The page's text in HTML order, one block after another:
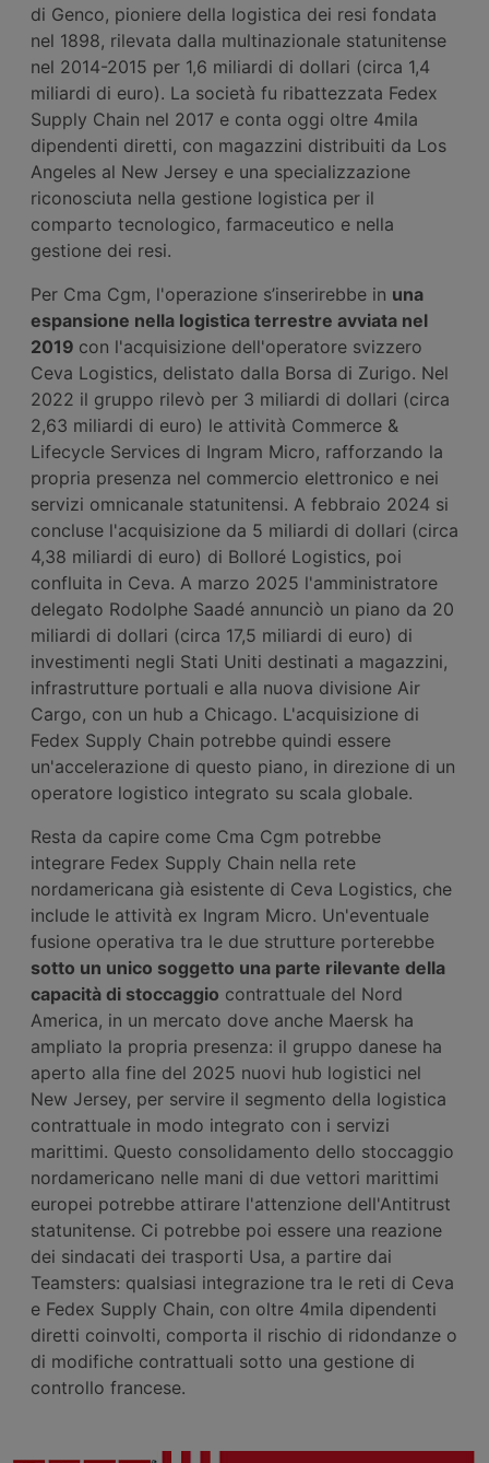
di Genco, pioniere della logistica dei resi fondata
nel 1898, rilevata dalla multinazionale statunitense
nel 2014-2015 per 1,6 miliardi di dollari (circa 1,4
miliardi di euro). La società fu ribattezzata Fedex
Supply Chain nel 2017 e conta oggi oltre 4mila
dipendenti diretti, con magazzini distribuiti da Los
Angeles al New Jersey e una specializzazione
riconosciuta nella gestione logistica per il
comparto tecnologico, farmaceutico e nella
gestione dei resi.
Per Cma Cgm, l'operazione s’inserirebbe in una
espansione nella logistica terrestre avviata nel
2019 con l'acquisizione dell'operatore svizzero
Ceva Logistics, delistato dalla Borsa di Zurigo. Nel
2022 il gruppo rilevò per 3 miliardi di dollari (circa
2,63 miliardi di euro) le attività Commerce &
Lifecycle Services di Ingram Micro, rafforzando la
propria presenza nel commercio elettronico e nei
servizi omnicanale statunitensi. A febbraio 2024 si
concluse l'acquisizione da 5 miliardi di dollari (circa
4,38 miliardi di euro) di Bolloré Logistics, poi
confluita in Ceva. A marzo 2025 l'amministratore
delegato Rodolphe Saadé annunciò un piano da 20
miliardi di dollari (circa 17,5 miliardi di euro) di
investimenti negli Stati Uniti destinati a magazzini,
infrastrutture portuali e alla nuova divisione Air
Cargo, con un hub a Chicago. L'acquisizione di
Fedex Supply Chain potrebbe quindi essere
un'accelerazione di questo piano, in direzione di un
operatore logistico integrato su scala globale.
Resta da capire come Cma Cgm potrebbe
integrare Fedex Supply Chain nella rete
nordamericana già esistente di Ceva Logistics, che
include le attività ex Ingram Micro. Un'eventuale
fusione operativa tra le due strutture porterebbe
sotto un unico soggetto una parte rilevante della
capacità di stoccaggio contrattuale del Nord
America, in un mercato dove anche Maersk ha
ampliato la propria presenza: il gruppo danese ha
aperto alla fine del 2025 nuovi hub logistici nel
New Jersey, per servire il segmento della logistica
contrattuale in modo integrato con i servizi
marittimi. Questo consolidamento dello stoccaggio
nordamericano nelle mani di due vettori marittimi
europei potrebbe attirare l'attenzione dell'Antitrust
statunitense. Ci potrebbe poi essere una reazione
dei sindacati dei trasporti Usa, a partire dai
Teamsters: qualsiasi integrazione tra le reti di Ceva
e Fedex Supply Chain, con oltre 4mila dipendenti
diretti coinvolti, comporta il rischio di ridondanze o
di modifiche contrattuali sotto una gestione di
controllo francese.